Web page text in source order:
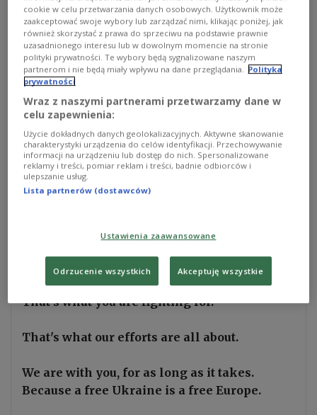
uroczystości zostały ograniczone. Powód to ciągle
zagrożenie rosyjskimi atakami z powietrza. Na
Kijów i inne ukraińskie miasta i w ciągu ostatnich
ponad 3 lat spadły tysiące rosyjskich rakiet,
dronów i bomb.
Wiele ukraińskich rodzin straciło swoich
najbliższych w ostrzałach, ale też na froncie. Setki
tysięcy Ukraińców z bronią w ręku broni
niepodległości swojej ojczyzny. Według
najnowszych badań socjologicznych 73 procent
A free, democratic and independent Ukraine.
That's what you are fighting for.
That's what our efforts are all about.
We are with you, for as long as it takes.
Because a free Ukraine is a free Europe.
cookie w celu przetwarzania danych osobowych. Użytkownik może
zaakceptować swoje wybory lub zarządzać nimi, klikając poniżej, jak
również skorzystać z prawa do sprzeciwu na podstawie prawnie
uzasadnionego interesu lub w dowolnym momencie na stronie
polityki prywatności. Te wybory będą sygnalizowane naszym
partnerom i nie będą miały wpływu na dane przeglądania. Polityka
prywatności
Wraz z naszymi partnerami przetwarzamy dane w
celu zapewnienia:
Użycie dokładnych danych geolokalizacyjnych. Aktywne skanowanie
charakterystyki urządzenia do celów identyfikacji. Przechowywanie
informacji na urządzeniu lub dostęp do nich. Spersonalizowane
reklamy i treści, pomiar reklam i treści, badnie odbiorców i
ulepszanie usług.
Lista partnerów (dostawców)
Ustawienia zaawansowane
Odrzucenie wszystkich Akceptuję wszystkie